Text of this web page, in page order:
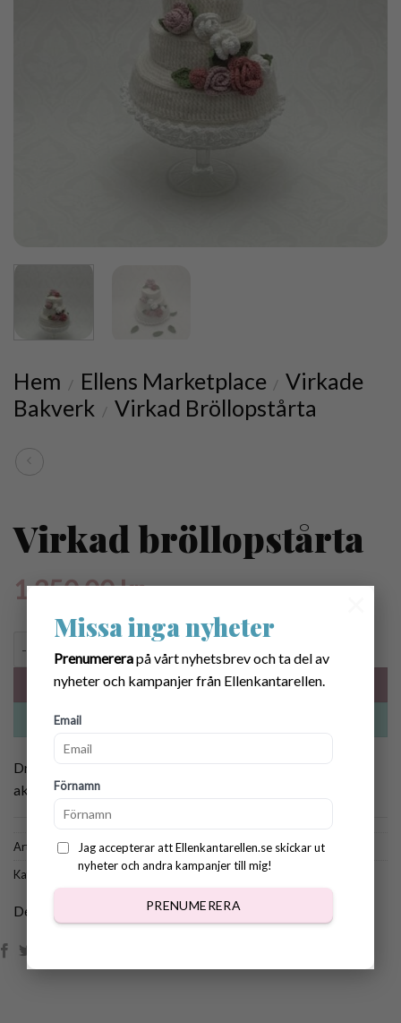
Missa inga nyheter
Prenumererapå vårt nyhetsbrev och ta del av
nyheter och kampanjer från Ellenkantarellen.
Email
Förnamn
Jag accepterar att Ellenkantarellen.se skickar ut
nyheter och andra kampanjer till mig!
PRENUMERERA
Hem / Ellens Marketplace / Virkade
Bakverk / Virkad Bröllopstårta
Virkad bröllopstårta
1,350.00kr
Virkad bröllopstårta mängd
LÄGG I VARUKORG
Drömlik virkad bröllopstårta, handvirkad i bomull- samt
akrylgarn. Kaskad av rosor i rosa nyanser.
Artikelnr:101-g
Kategorier:
Tårtor och bakelser , Virkade Bakverk
Dela: